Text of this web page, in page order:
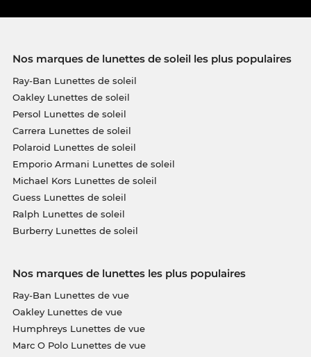
Nos marques de lunettes de soleil les plus populaires
Ray-Ban Lunettes de soleil
Oakley Lunettes de soleil
Persol Lunettes de soleil
Carrera Lunettes de soleil
Polaroid Lunettes de soleil
Emporio Armani Lunettes de soleil
Michael Kors Lunettes de soleil
Guess Lunettes de soleil
Ralph Lunettes de soleil
Burberry Lunettes de soleil
Nos marques de lunettes les plus populaires
Ray-Ban Lunettes de vue
Oakley Lunettes de vue
Humphreys Lunettes de vue
Marc O Polo Lunettes de vue